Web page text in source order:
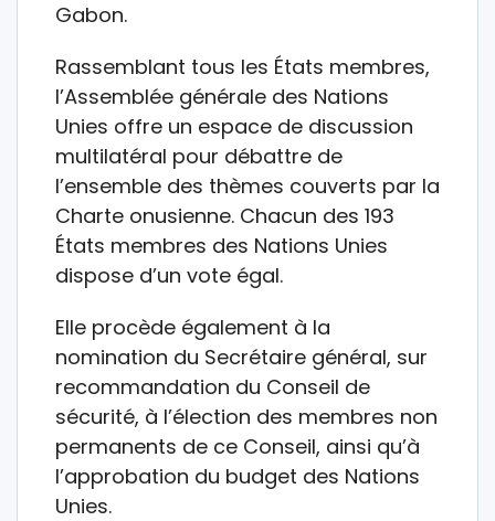
Gabon.
Rassemblant tous les États membres,
l’Assemblée générale des Nations
Unies offre un espace de discussion
multilatéral pour débattre de
l’ensemble des thèmes couverts par la
Charte onusienne. Chacun des 193
États membres des Nations Unies
dispose d’un vote égal.
Elle procède également à la
nomination du Secrétaire général, sur
recommandation du Conseil de
sécurité, à l’élection des membres non
permanents de ce Conseil, ainsi qu’à
l’approbation du budget des Nations
Unies.